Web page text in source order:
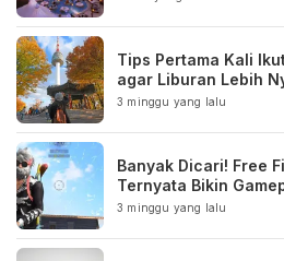
Tips Pertama Kali
agar Liburan Lebih
3 minggu yang lalu
Banyak Dicari! Free
Ternyata Bikin
3 minggu yang lalu